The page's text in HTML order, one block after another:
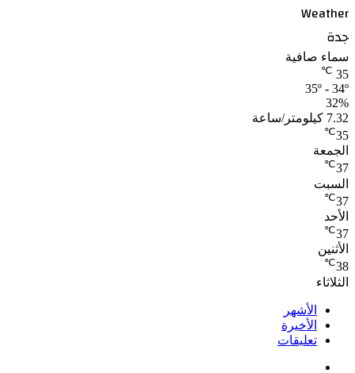
Weather
جدة
سماء صافية
35
℃
35º - 34º
32%
7.32 كيلومتر/ساعة
35
℃
الجمعة
37
℃
السبت
37
℃
الأحد
37
℃
الأثنين
38
℃
الثلاثاء
الأشهر
الأخيرة
تعليقات